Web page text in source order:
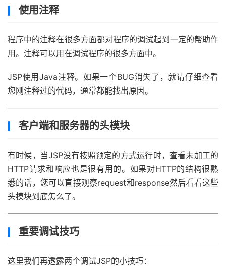
使用注释
程序中的注释在很多方面都对程序的调试起到一定的帮助作
用。注释可以用在调试程序的很多方面中。
JSP使用Java注释。如果一个BUG消失了，就请仔细查看
您刚注释过的代码，通常都能找出原因。
客户端和服务器的头模块
有时候，当JSP没有按照预定的方式运行时，查看未加工的
HTTP请求和响应也是很有用的。如果对HTTP的结构很熟
悉的话，您可以直接观察request和response然后看看这些
头模块到底怎么了。
重要调试技巧
这里我们再透露两个调试JSP的小技巧：